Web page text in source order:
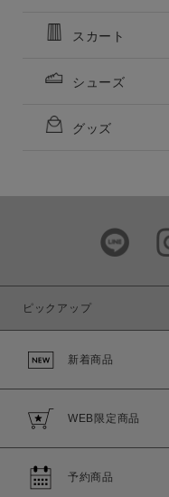
スカート
シューズ
グッズ
ピックアップ
新着商品
WEB限定商品
予約商品